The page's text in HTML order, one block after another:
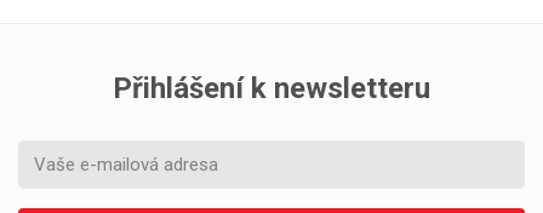
Přihlášení k newsletteru